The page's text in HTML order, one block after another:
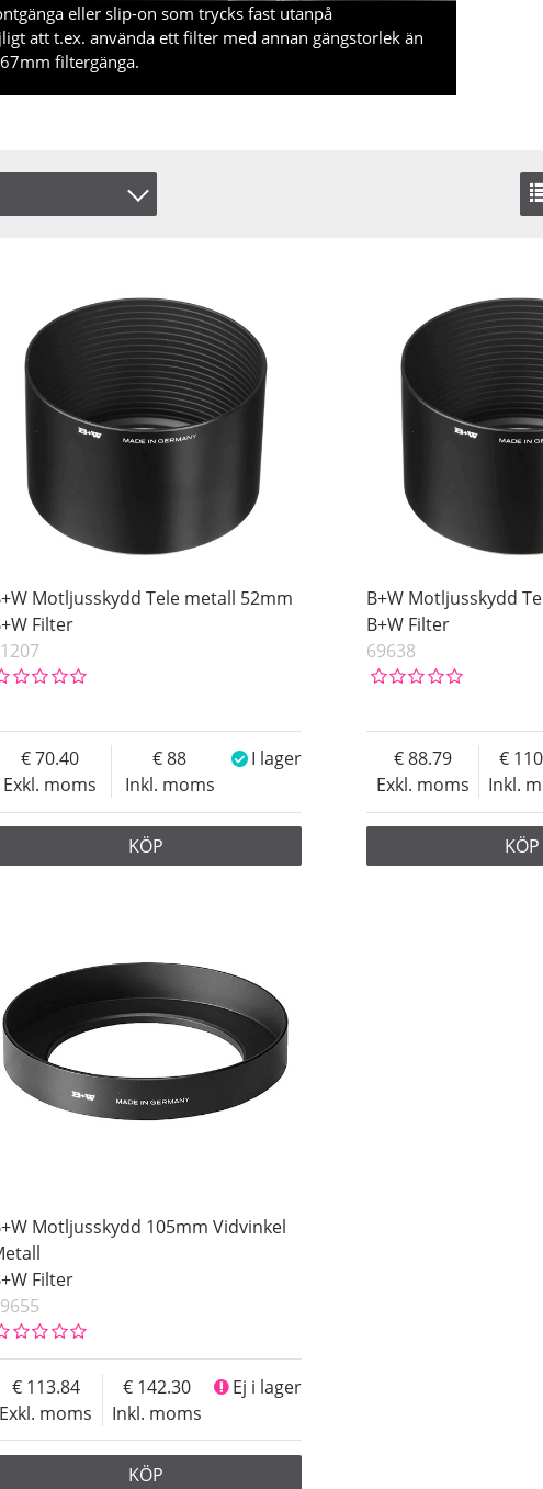
eller slip-on som trycks fast utanpå
att t.ex. använda ett filter med annan gängstorlek än
filtergänga.
Ej i lager
Motljusskydd Tele metall 52mm
Filter
Exkl. moms
70.40
Inkl. moms
88 I lager
KÖP
B+W Motljusskydd
B+W Filter
69638
Exkl. moms
88.79
Inkl.
KÖP
Motljusskydd 105mm Vidvinkel
Filter
Exkl. moms
113.84
Inkl. moms
142.30 Ej i lager
KÖP